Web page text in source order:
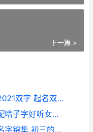
下一篇 »
起名双字锦集 名字锦集女宝宝2021双字 起名双字锦集名字大全
雨的名字女宝宝名字有哪些 雨配啥子字好听女宝宝 雨 女孩名
大年初三取名字 寓意好的男生名字锦集 初三的名字